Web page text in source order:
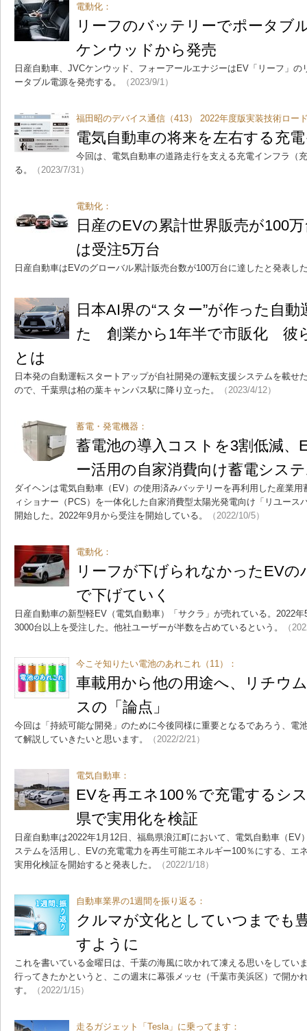
電動化：
リーフのバッテリーでポータブ
ケンウッドから発売
日産自動車、JVCケンウッド、フォーアールエナジーはEV「リーフ」
ータブル電源を発売する。
（2023/9/1）
福田昭のデバイス通信（413） 2022年度版実装技術ロー
電気自動車の将来を左右する充
今回は、電気自動車の道路走行を支える充電インフラ（
る。
（2023/7/31）
電動化：
日産のEVの累計世界販売が100
は受注5万台
日産自動車はEVのグローバル累計販売台数が100万台に達したと発表し
日本AI界の“スター”が作った自
た 創業から1年半で市販化 彼
とは
日本発の自動運転スタートアップが自社開発の運転支援システムを載せ
ので、千葉県は柏の葉キャンパス駅に降り立った。
（2023/4/12）
蓄電・発電機器：
蓄電池の導入コストを3割低減、
ー活用の自家消費向け蓄電シス
ダイヘンは電気自動車（EV）の使用済みバッテリーを再利用した産業
ィショナー（PCS）を一体化した自家消費型太陽光発電向け「リユース
開始した。2022年9月から受注を開始している。
（2022/10/5）
電動化：
リーフが下げられなかったEV
で下げていく
日産自動車の新型軽EV（電気自動車）「サクラ」が売れている。2022
3000台以上を受注した。他社ユーザーが半数を占めているという。
（
今こそ知りたい電池のあれこれ（11）：
車載用から他の用途へ、リチウ
スの「論点」
今回は「持続可能な開発」のために今後同様に重要となるであろう、電
て解説していきたいと思います。
（2022/2/21）
電気自動車：
EVを再エネ100％で充電するシ
県で実用化を検証
日産自動車は2022年1月12日、福島県浪江町において、電気自動車（EV
ステムを活用し、EVの充電電力を再生可能エネルギー100％にする、エ
実用化検証を開始すると発表した。
（2022/1/18）
自動車業界の1週間を振り返る：
クルマが文化としていつまでも
すように
これを書いている金曜日は、千葉の海風に吹かれて凍える思いをしてい
行ってきたかというと、この週末に幕張メッセ（千葉市美浜区）で開か
す。
（2022/1/15）
走るガジェット「Tesla」に乗ってます：